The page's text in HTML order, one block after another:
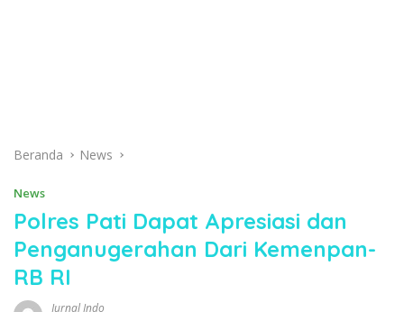
Beranda News
News
Polres Pati Dapat Apresiasi dan
Penganugerahan Dari Kemenpan-
RB RI
Jurnal Indo